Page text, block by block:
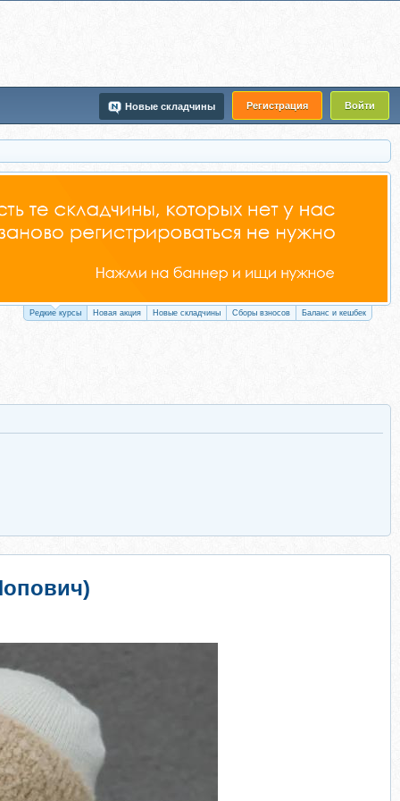
Регистрация Войти
Новые складчины
Редкие курсы Новая акция Новые складчины Сборы взносов Баланс и кешбек